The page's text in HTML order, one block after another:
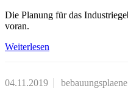
Die Planung für das
voran.
Weiterlesen
04.11.2019 bebauungsplaene